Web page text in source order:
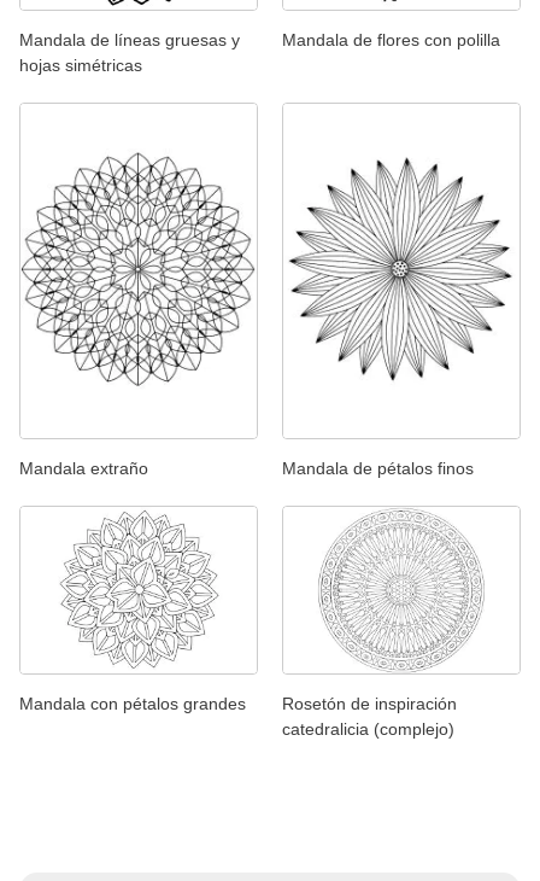
Mandala de líneas gruesas y
hojas simétricas
Mandala de flores con polilla
Mandala extraño Mandala de pétalos finos
Mandala con pétalos grandes
Rosetón de inspiración
catedralicia (complejo)